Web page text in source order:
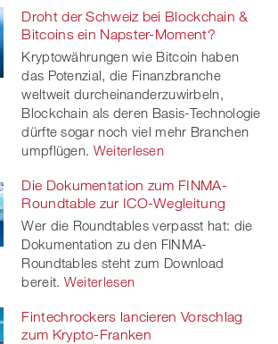
Droht der Schweiz bei Blockchain &
Bitcoins ein Napster-Moment?
Kryptowährungen wie Bitcoin haben
das Potenzial, die Finanzbranche
weltweit durcheinanderzuwirbeln,
Blockchain als deren Basis-Technologie
dürfte sogar noch viel mehr Branchen
umpflügen. Weiterlesen
Die Dokumentation zum FINMA-
Roundtable zur ICO-Wegleitung
Wer die Roundtables verpasst hat: die
Dokumentation zu den FINMA-
Roundtables steht zum Download
bereit. Weiterlesen
Fintechrockers lancieren Vorschlag
zum Krypto-Franken